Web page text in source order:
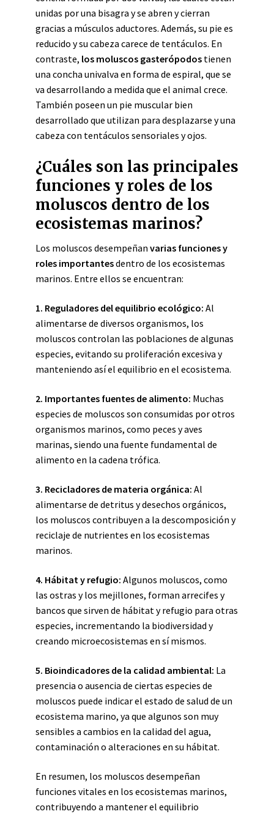
unidas por una bisagra y se abren y cierran
gracias a músculos aductores. Además, su pie es
reducido y su cabeza carece de tentáculos. En
contraste, los moluscos gasterópodos tienen
una concha univalva en forma de espiral, que se
va desarrollando a medida que el animal crece.
También poseen un pie muscular bien
desarrollado que utilizan para desplazarse y una
cabeza con tentáculos sensoriales y ojos.
¿Cuáles son las principales
funciones y roles de los
moluscos dentro de los
ecosistemas marinos?
Los moluscos desempeñan varias funciones y
roles importantesdentro de los ecosistemas
marinos. Entre ellos se encuentran:
1. Reguladores del equilibrio ecológico: Al
alimentarse de diversos organismos, los
moluscos controlan las poblaciones de algunas
especies, evitando su proliferación excesiva y
manteniendo así el equilibrio en el ecosistema.
2. Importantes fuentes de alimento: Muchas
especies de moluscos son consumidas por otros
organismos marinos, como peces y aves
marinas, siendo una fuente fundamental de
alimento en la cadena trófica.
3. Recicladores de materia orgánica: Al
alimentarse de detritus y desechos orgánicos,
los moluscos contribuyen a la descomposición y
reciclaje de nutrientes en los ecosistemas
marinos.
4. Hábitat y refugio: Algunos moluscos, como
las ostras y los mejillones, forman arrecifes y
bancos que sirven de hábitat y refugio para otras
especies, incrementando la biodiversidad y
creando microecosistemas en sí mismos.
5. Bioindicadores de la calidad ambiental: La
presencia o ausencia de ciertas especies de
moluscos puede indicar el estado de salud de un
ecosistema marino, ya que algunos son muy
sensibles a cambios en la calidad del agua,
contaminación o alteraciones en su hábitat.
En resumen, los moluscos desempeñan
funciones vitales en los ecosistemas marinos,
contribuyendo a mantener el equilibrio